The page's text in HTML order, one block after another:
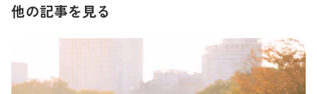
他の記事を見る